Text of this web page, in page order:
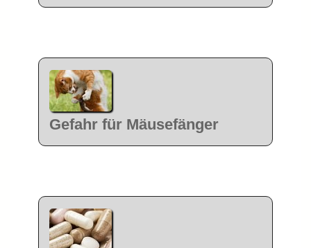
Gefahr für Mäusefänger